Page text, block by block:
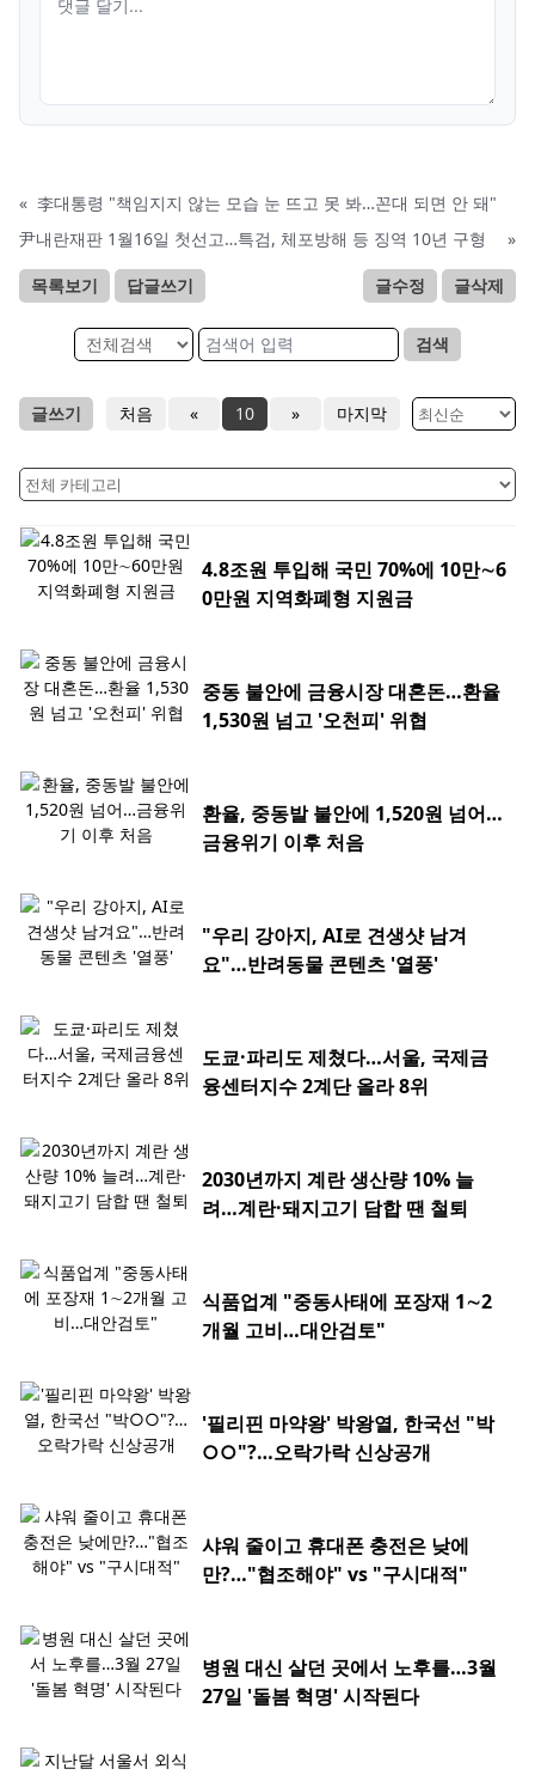
« 李대통령 "책임지지 않는 모습 눈 뜨고 못 봐…꼰대 되면 안 돼"
尹내란재판 1월16일 첫선고…특검, 체포방해 등 징역 10년 구형
»
목록보기 답글쓰기 글수정 글삭제
검색
글쓰기 처음 « 10 » 마지막
4.8조원 투입해 국민 70%에 10만∼6
0만원 지역화폐형 지원금
중동 불안에 금융시장 대혼돈…환율
1,530원 넘고 '오천피' 위협
환율, 중동발 불안에 1,520원 넘어…
금융위기 이후 처음
"우리 강아지, AI로 견생샷 남겨
요"…반려동물 콘텐츠 '열풍'
도쿄·파리도 제쳤다…서울, 국제금
융센터지수 2계단 올라 8위
2030년까지 계란 생산량 10% 늘
려…계란·돼지고기 담합 땐 철퇴
식품업계 "중동사태에 포장재 1∼2
개월 고비…대안검토"
'필리핀 마약왕' 박왕열, 한국선 "박
○○"?…오락가락 신상공개
샤워 줄이고 휴대폰 충전은 낮에
만?…"협조해야" vs "구시대적"
병원 대신 살던 곳에서 노후를…3월
27일 '돌봄 혁명' 시작된다